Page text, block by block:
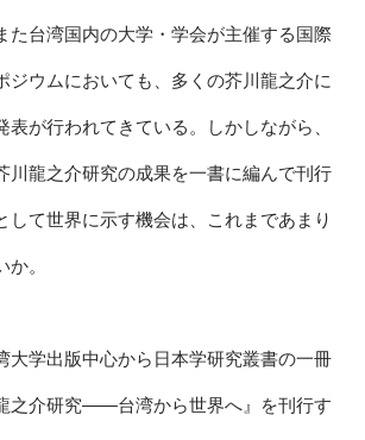
た台湾国内の大学・学会が主催する国際
ジウムにおいても、多くの芥川龍之介に
表が行われてきている。しかしながら、
川龍之介研究の成果を一書に編んで刊行
して世界に示す機会は、これまであまり
。
学出版中心から日本学研究叢書の一冊
之介研究――台湾から世界へ』を刊行す